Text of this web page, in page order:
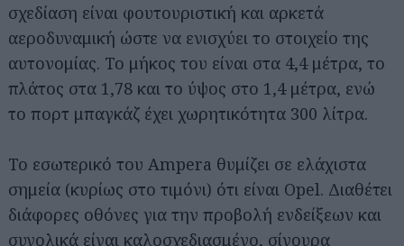
σχεδίαση είναι φουτουριστική και αρκετά
αεροδυναμική ώστε να ενισχύει το στοιχείο της
αυτονομίας. Το μήκος του είναι στα 4,4 μέτρα, το
πλάτος στα 1,78 και το ύψος στο 1,4 μέτρα, ενώ
το πορτ μπαγκάζ έχει χωρητικότητα 300 λίτρα.
Το εσωτερικό του Ampera θυμίζει σε ελάχιστα
σημεία (κυρίως στο τιμόνι) ότι είναι Opel. Διαθέτει
διάφορες οθόνες για την προβολή ενδείξεων και
συνολικά είναι καλοσχεδιασμένο, σίγουρα